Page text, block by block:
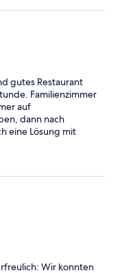
man gut an die
gutes Restaurant
Familienzimmer
auf
dann nach
eine Lösung mit
Bezahlung
Wechselkurs.
Wir konnten